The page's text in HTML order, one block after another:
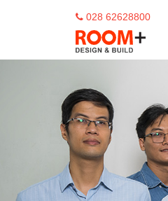
028 62628800